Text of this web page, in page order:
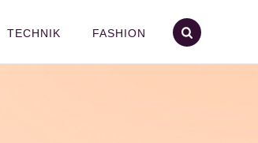
TECHNIK FASHION